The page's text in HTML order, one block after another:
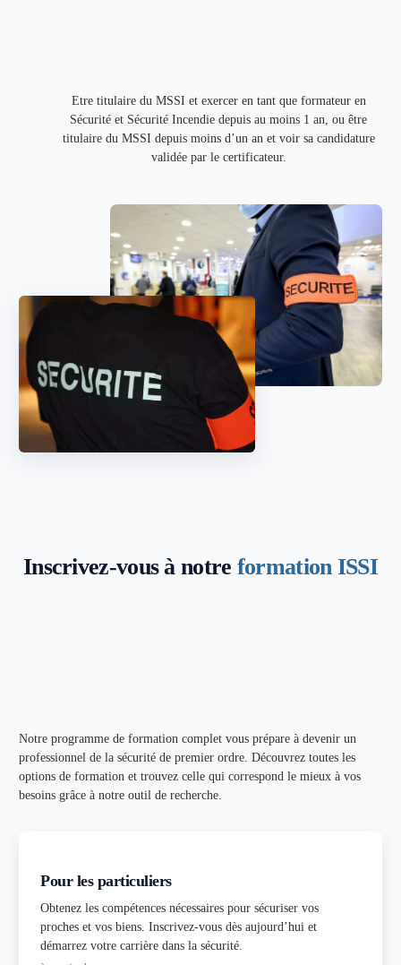
Etre titulaire du MSSI et exercer en tant que formateur en
Sécurité et Sécurité Incendie depuis au moins 1 an, ou être
titulaire du MSSI depuis moins d’un an et voir sa candidature
validée par le certificateur.
Inscrivez-vous à notre formation ISSI
Notre programme de formation complet vous prépare à devenir un
professionnel de la sécurité de premier ordre. Découvrez toutes les
options de formation et trouvez celle qui correspond le mieux à vos
besoins grâce à notre outil de recherche.
Pour les particuliers
Obtenez les compétences nécessaires pour sécuriser vos
proches et vos biens. Inscrivez-vous dès aujourd’hui et
démarrez votre carrière dans la sécurité.